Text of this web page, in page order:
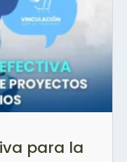
para la